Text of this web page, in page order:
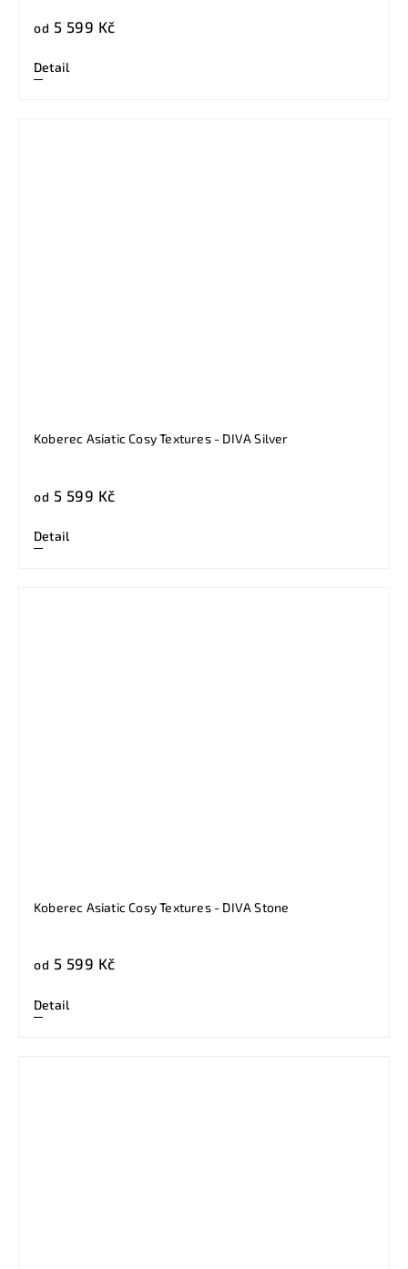
od 5 599 Kč
Detail
Koberec Asiatic Cosy Textures - DIVA Silver
od 5 599 Kč
Detail
Koberec Asiatic Cosy Textures - DIVA Stone
od 5 599 Kč
Detail